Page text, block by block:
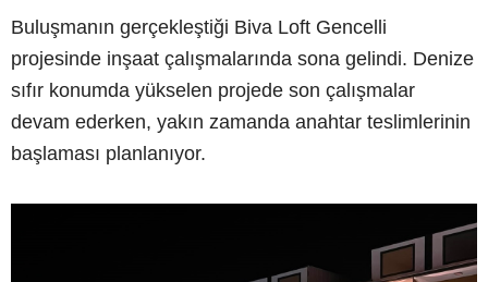
Buluşmanın gerçekleştiği Biva Loft Gencelli
projesinde inşaat çalışmalarında sona gelindi. Denize
sıfır konumda yükselen projede son çalışmalar
devam ederken, yakın zamanda anahtar teslimlerinin
başlaması planlanıyor.